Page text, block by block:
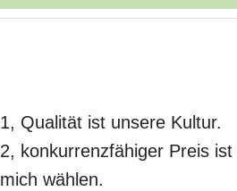
1, Qualität ist unsere Kultur.
2, konkurrenzfähiger Preis
mich wählen.